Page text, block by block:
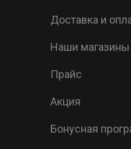
Доставка и
Наши магазины
Прайс
Акция
Бонусная